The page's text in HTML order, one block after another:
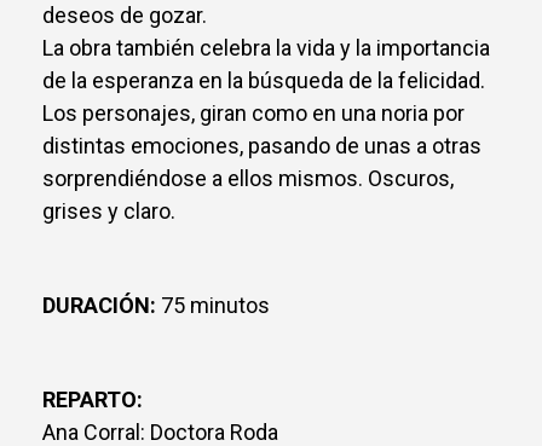
deseos de gozar.
La obra también celebra la vida y la importancia
de la esperanza en la búsqueda de la felicidad.
Los personajes, giran como en una noria por
distintas emociones, pasando de unas a otras
sorprendiéndose a ellos mismos. Oscuros,
grises y claro.
DURACIÓN: 75 minutos
REPARTO:
Ana Corral: Doctora Roda